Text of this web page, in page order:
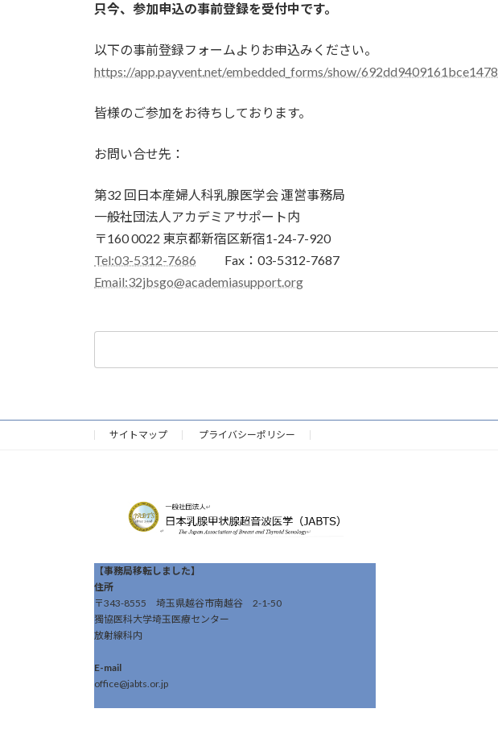
只今、参加申込の事前登録を受付中です。
以下の事前登録フォームよりお申込みください。
https://app.payvent.net/embedded_forms/show/
皆様のご参加をお待ちしております。
お問い合せ先：
第32 回日本産婦人科乳腺医学会 運営事務局
一般社団法人アカデミアサポート内
〒160 0022 東京都新宿区新宿1-24-7-920
Tel:03-5312-7686 Fax：03-5312-7687
Email:32jbsgo@academiasupport.org
サイトマップ プライバシーポリシー
【事務局移転しました】
住所
〒343-8555 埼玉県越谷市南越谷 2-1-50
獨協医科大学埼玉医療センター
放射線科内
E-mail
office@jabts.or.jp